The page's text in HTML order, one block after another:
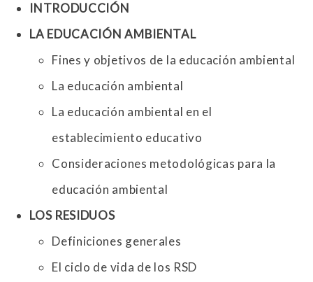
INTRODUCCIÓN
LA EDUCACIÓN AMBIENTAL
Fines y objetivos de la educación ambiental
La educación ambiental
La educación ambiental en el
establecimiento educativo
Consideraciones metodológicas para la
educación ambiental
LOS RESIDUOS
Definiciones generales
El ciclo de vida de los RSD